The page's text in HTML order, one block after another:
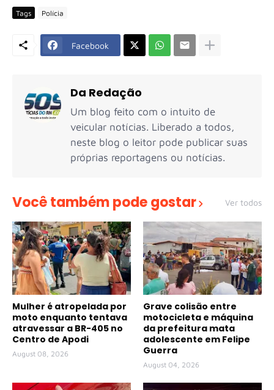
Tags Polícia
Facebook
Da Redação
Um blog feito com o intuito de
veicular notícias. Liberado a todos,
neste blog o leitor pode publicar suas
próprias reportagens ou notícias.
Você também pode gostar Ver todos
Mulher é atropelada por
moto enquanto tentava
atravessar a BR-405 no
Centro de Apodi
August 08, 2026
Grave colisão entre
motocicleta e máquina
da prefeitura mata
adolescente em Felipe
Guerra
August 04, 2026